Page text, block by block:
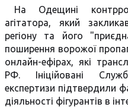
На Одещині
агітатора, який
регіону та його
поширення ворожої
онлайн-ефірах, які
РФ. Ініційовані
експертизи підтвердили
діяльності фігурантів в